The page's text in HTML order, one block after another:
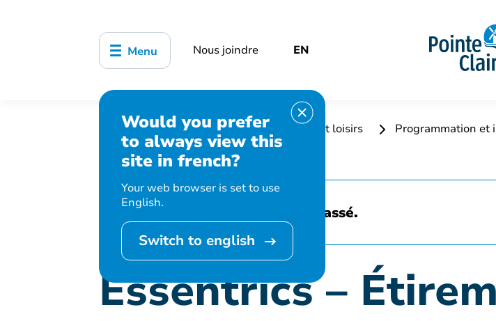
Menu Nous joindre EN
Would you prefer
to always view this
site in french?
Your web browser is set to use
English.
Switch to english
Accueil Bibliothèque, culture, sports et loisirs Programmation et
Essentrics – Étirements classiques
Cet événement est passé.
Essentrics –